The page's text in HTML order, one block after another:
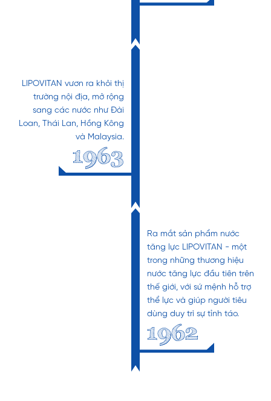
LIPOVITAN vươn ra khỏi thị
trường nội địa, mở rộng
sang các nước như Đài
Loan, Thái Lan, Hồng Kông
và Malaysia.
1963
Ra mắt sản phẩm nước
tăng lực LIPOVITAN - một
trong những thương hiệu
nước tăng lực đầu tiên trên
thế giới, với sứ mệnh hỗ trợ
thể lực và giúp người tiêu
dùng duy trì sự tỉnh táo.
1962